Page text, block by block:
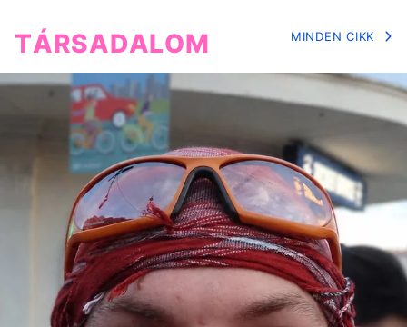
TÁRSADALOM MINDEN CIKK